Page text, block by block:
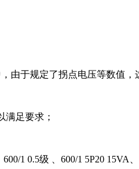
由于规定了拐点电压等数值，
足要求；
1 0.5级 、600/1 5P20 15VA、